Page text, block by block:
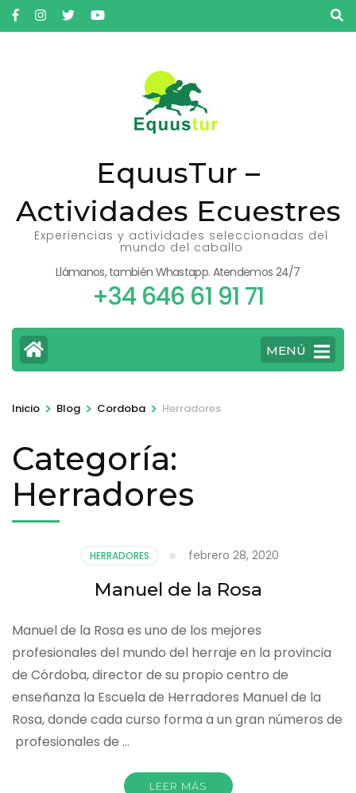
Saltar
al
EquusTur –
Actividades Ecuestres
Experiencias y actividades seleccionadas del
mundo del caballo
Llámanos, también Whastapp. Atendemos 24/7
+34 646 61 91 71
MENÚ
Inicio > Blog > Cordoba > Herradores
Categoría:
Herradores
HERRADORES febrero 28, 2020
Manuel de la Rosa
Manuel de la Rosa es uno de los mejores
profesionales del mundo del herraje en la provincia
de Córdoba, director de su propio centro de
enseñanza la Escuela de Herradores Manuel de la
Rosa, donde cada curso forma a un gran números de
profesionales de …
LEER MÁS